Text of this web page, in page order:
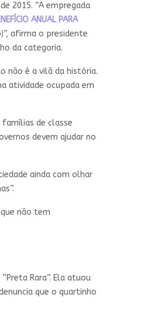
2015. “A empregada
ANUAL PARA
afirma o presidente
da categoria.
não é a vilã da história.
atividade ocupada em
de classe
devem ajudar no
ainda com olhar
não tem
Rara”. Ela atuou
que o quartinho